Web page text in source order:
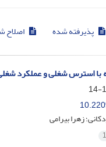
پذیرفته شده اصلاح
استرس شغلی و عملکرد
1-14
زهرا بیرامی